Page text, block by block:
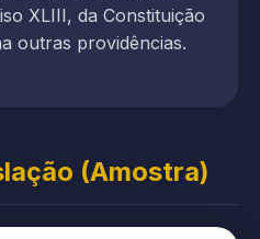
XLIII, da Constituição
outras providências.
(Amostra)